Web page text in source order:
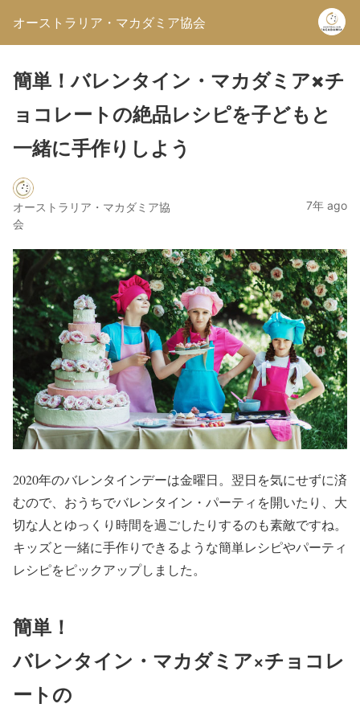
オーストラリア・マカダミア協会
簡単！バレンタイン・マカダミア×チ
ョコレートの絶品レシピを子どもと
一緒に手作りしよう
オーストラリア・マカダミア協
会
7年 ago
2020年のバレンタインデーは金曜日。翌日を気にせずに済
むので、おうちでバレンタイン・パーティを開いたり、大
切な人とゆっくり時間を過ごしたりするのも素敵ですね。
キッズと一緒に手作りできるような簡単レシピやパーティ
レシピをピックアップしました。
簡単！
バレンタイン・マカダミア×チョコレ
ートの